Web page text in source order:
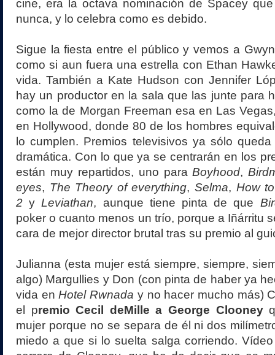
cine, era la octava nominación de Spacey
nunca, y lo celebra como es debido.
Sigue la fiesta entre el público y vemos a
como si aun fuera una estrella con Ethan
vida. También a Kate Hudson con Jennifer
hay un productor en la sala que las junte para
como la de Morgan Freeman esa en Las
en Hollywood, donde 80 de los hombres
lo cumplen. Premios televisivos ya sólo
dramática. Con lo que ya se centrarán en los
están muy repartidos, uno paraBoyhood,
eyes, The Theory of everything,Selma, How
2 yLeviathan, aunque tiene pinta de que
poker o cuanto menos un trío, porque a Iñárritu
cara de mejor director brutal tras su premio al
Julianna (esta mujer está siempre, siempre,
algo) Margullies y Don (con pinta de haber ya
vida enHotel Rwnada y no hacer mucho más)
el premio Cecil deMille a George Clooney
mujer porque no se separa de él ni dos
miedo a que si lo suelta salga corriendo.